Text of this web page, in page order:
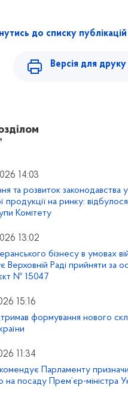
до списку публікацій
Версія для друку
14:03
та розвиток законодавства
продукції на ринку: відбулося
Комітету
13:02
бізнесу в умовах
Верховній Раді прийняти за
№ 15047
15:16
формування нового
11:34
Парламенту
на посаду Прем’єр-міністра